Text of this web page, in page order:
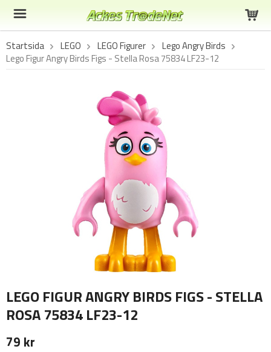
Startsida LEGO LEGO Figurer
Lego Angry Birds
Lego Figur Angry Birds Figs - Stella Rosa 75834 LF23-12
LEGO FIGUR ANGRY BIRDS FIGS - STELLA
ROSA 75834 LF23-12
79 kr